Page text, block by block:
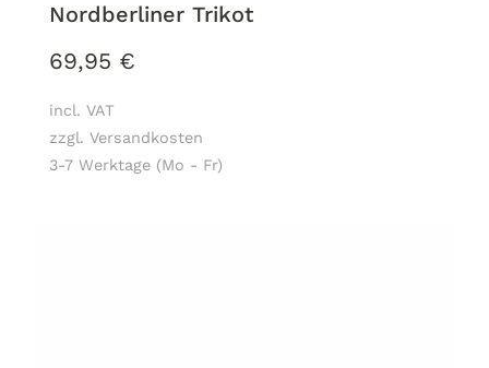
Nordberliner Trikot
69,95 €
incl. VAT
zzgl. Versandkosten
3-7 Werktage (Mo - Fr)